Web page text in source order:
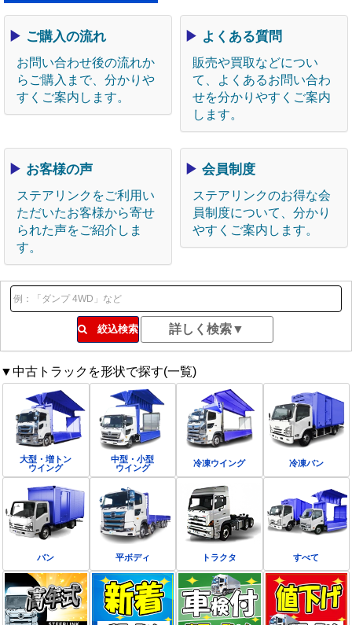
▶ ご購入の流れ
お問い合わせ後の流れか
らご購入まで、分かりや
すくご案内します。
▶ よくある質問
販売や買取などについ
て、よくあるお問い合わ
せを分かりやすくご案内
します。
▶ お客様の声
ステアリンクをご利用い
ただいたお客様から寄せ
られた声をご紹介しま
す。
▶ 会員制度
ステアリンクのお得な会
員制度について、分かり
やすくご案内します。
絞込検索
▼中古トラックを形状で探す(一覧)
大型・増トン
ウイング
中型・小型
ウイング
冷凍ウイング 冷凍バン
バン 平ボディ トラクタ すべて